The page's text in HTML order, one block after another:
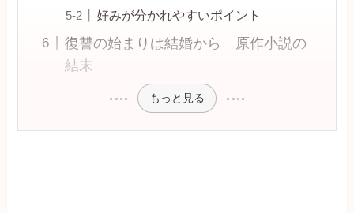
好みが分かれやすいポイント
復讐の始まりは結婚から 原作小説の
結末
もっと見る